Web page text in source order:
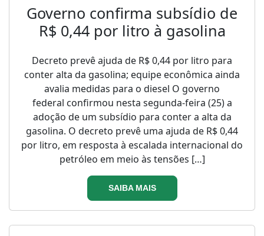
Governo confirma subsídio de
R$ 0,44 por litro à gasolina
Decreto prevê ajuda de R$ 0,44 por litro para
conter alta da gasolina; equipe econômica ainda
avalia medidas para o diesel O governo
federal confirmou nesta segunda-feira (25) a
adoção de um subsídio para conter a alta da
gasolina. O decreto prevê uma ajuda de R$ 0,44
por litro, em resposta à escalada internacional do
petróleo em meio às tensões […]
SAIBA MAIS